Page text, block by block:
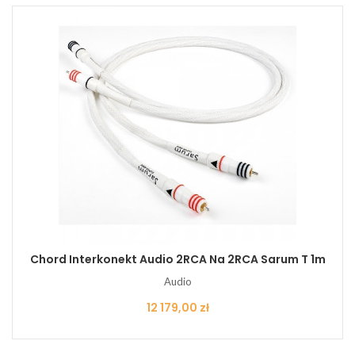
Chord Interkonekt Audio 2RCA Na 2RCA Sarum T 1m
Audio
Cena
12 179,00 zł